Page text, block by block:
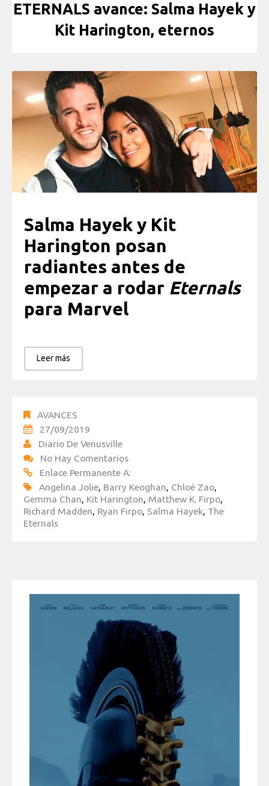
ETERNALS avance: Salma Hayek y
Kit Harington, eternos
Salma Hayek y Kit
Harington posan
radiantes antes de
empezar a rodar Eternals
para Marvel
Leer más
AVANCES
27/09/2019
Diario De Venusville
No Hay Comentarios
Enlace Permanente A:
Angelina Jolie, Barry Keoghan, Chloé Zao,
Gemma Chan, Kit Harington, Matthew K. Firpo,
Richard Madden, Ryan Firpo, Salma Hayek, The
Eternals